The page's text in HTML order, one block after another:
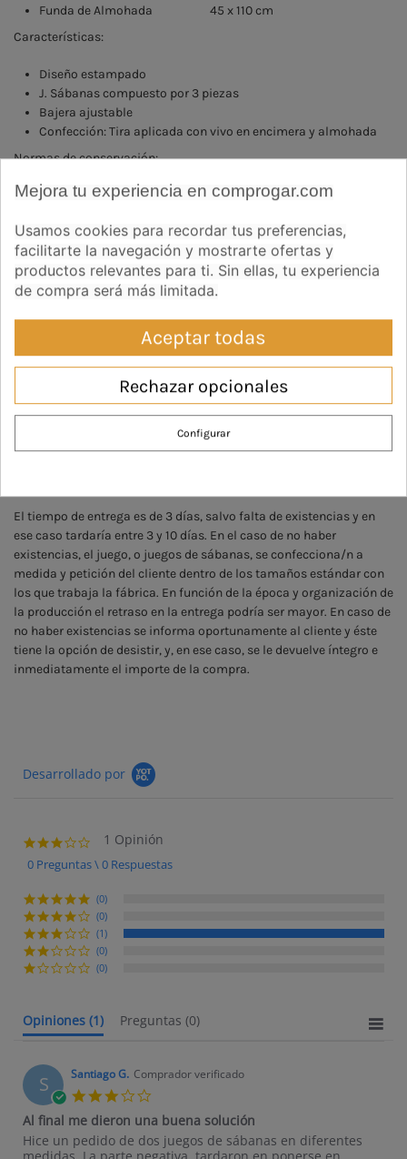
Funda de Almohada 45 x 110 cm
Características:
Diseño estampado
J. Sábanas compuesto por 3 piezas
Bajera ajustable
Confección: Tira aplicada con vivo en encimera y almohada
Normas de conservación:
Temperatura máxima del agua 40º C.
Plancha máxima 150º C.
Colores intensos lavar por separado
Puede lavarse en seco
No frotar prendas estampadas
Preguntas frecuentes
Ver opiniones
Color
El tiempo de entrega es de 3 días, salvo falta de existencias y en
ese caso tardaría entre 3 y 10 días. En el caso de no haber
existencias, el juego, o juegos de sábanas, se confecciona/n a
medida y petición del cliente dentro de los tamaños estándar con
los que trabaja la fábrica. En función de la época y organización de
la producción el retraso en la entrega podría ser mayor. En caso de
no haber existencias se informa oportunamente al cliente y éste
tiene la opción de desistir, y, en ese caso, se le devuelve íntegro e
inmediatamente el importe de la compra.
Desarrollado por
3.0 star rating
1 Opinión
0 Preguntas \ 0 Respuestas
(0)
(0)
(1)
(0)
(0)
Opiniones (1) Preguntas (0)
S Santiago G. Comprador verificado
Al final me dieron una buena solución
Review by Santiago G. on 5 Sep 2017
review stating Al final me dieron una buena solución
Hice un pedido de dos juegos de sábanas en diferentes
Mejora tu experiencia en comprogar.com
Usamos cookies para recordar tus preferencias,
facilitarte la navegación y mostrarte ofertas y
productos relevantes para ti. Sin ellas, tu experiencia
de compra será más limitada.
Aceptar todas
Rechazar opcionales
Configurar